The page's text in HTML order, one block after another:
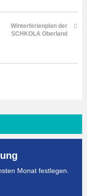
Winterferienplan der
SCHKOLA Oberland
Monat festlegen.